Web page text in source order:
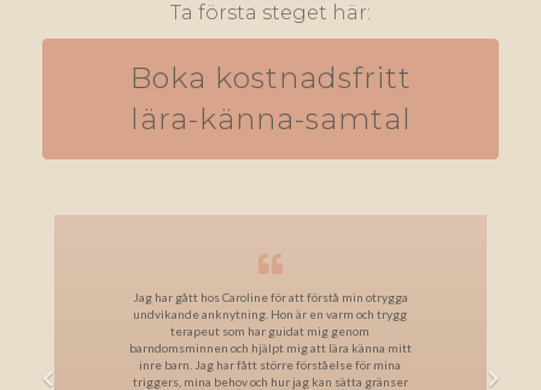
Ta första steget här:
Boka kostnadsfritt
lära-känna-samtal
Jag har gått hos Caroline för att förstå min otrygga
undvikande anknytning. Hon är en varm och trygg
terapeut som har guidat mig genom
barndomsminnen och hjälpt mig att lära känna mitt
inre barn. Jag har fått större förståelse för mina
triggers, mina behov och hur jag kan sätta gränser